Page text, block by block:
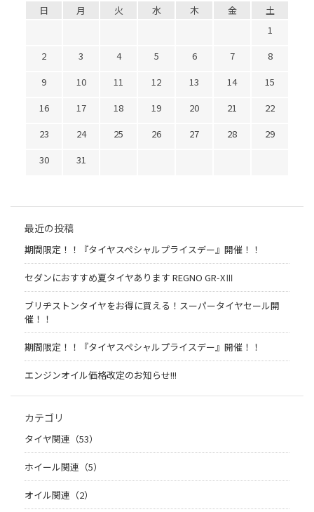
日 月 火 水 木 金
土
1
2
3 4 5 6 7
8
9
10 11 12 13 14
15
16
17 18 19 20 21
22
23
24 25 26 27 28
29
30
31
最近の投稿
期間限定！！『タイヤスペシャルプライスデー』開催！！
セダンにおすすめ夏タイヤあります REGNO GR-XⅢ
ブリヂストンタイヤをお得に買える！スーパータイヤセール開
催！！
期間限定！！『タイヤスペシャルプライスデー』開催！！
エンジンオイル価格改定のお知らせ!!!
カテゴリ
タイヤ関連（53）
ホイール関連（5）
オイル関連（2）